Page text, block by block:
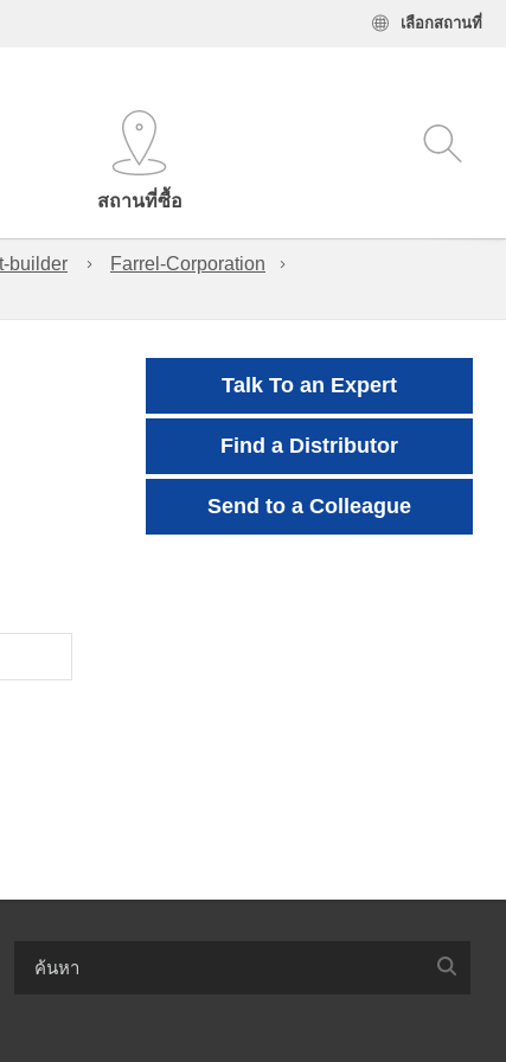
เลือกสถานที่
สถานที่ซื้อ
builder
Farrel-Corporation
Talk To an Expert
Find a Distributor
Send to a Colleague